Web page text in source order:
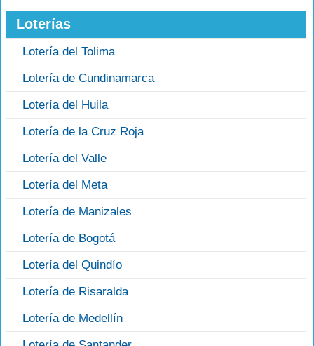
Loterías
Lotería del Tolima
Lotería de Cundinamarca
Lotería del Huila
Lotería de la Cruz Roja
Lotería del Valle
Lotería del Meta
Lotería de Manizales
Lotería de Bogotá
Lotería del Quindío
Lotería de Risaralda
Lotería de Medellín